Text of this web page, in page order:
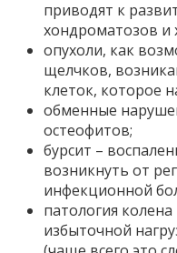
приводят к
хондроматозов и
опухоли, как
щелчков,
клеток, которое
обменные
остеофитов;
бурсит –
возникнуть от
инфекционной
патология
избыточной